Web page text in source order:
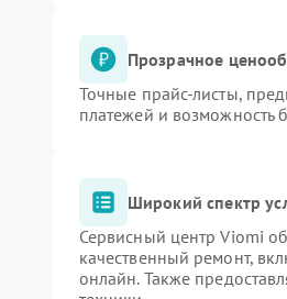
Прозрачное
Точные прайс-листы,
платежей и возможность
Широкий спектр
Сервисный центр Viomi
качественный ремонт,
онлайн. Также